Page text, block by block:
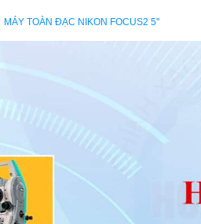
MÁY TOÀN ĐẠC NIKON FOCUS2 5''